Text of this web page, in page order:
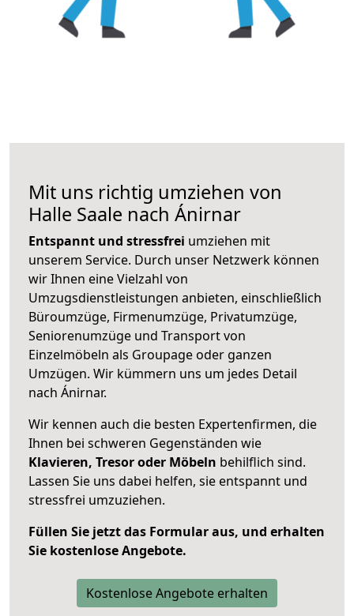
Mit uns richtig umziehen von
Halle Saale nach Ánirnar
Entspannt und stressfrei umziehen mit
unserem Service. Durch unser Netzwerk können
wir Ihnen eine Vielzahl von
Umzugsdienstleistungen anbieten, einschließlich
Büroumzüge, Firmenumzüge, Privatumzüge,
Seniorenumzüge und Transport von
Einzelmöbeln als Groupage oder ganzen
Umzügen. Wir kümmern uns um jedes Detail
nach Ánirnar.
Wir kennen auch die besten Expertenfirmen, die
Ihnen bei schweren Gegenständen wie
Klavieren, Tresor oder Möbeln behilflich sind.
Lassen Sie uns dabei helfen, sie entspannt und
stressfrei umzuziehen.
Füllen Sie jetzt das Formular aus, und erhalten
Sie kostenlose Angebote.
Kostenlose Angebote erhalten